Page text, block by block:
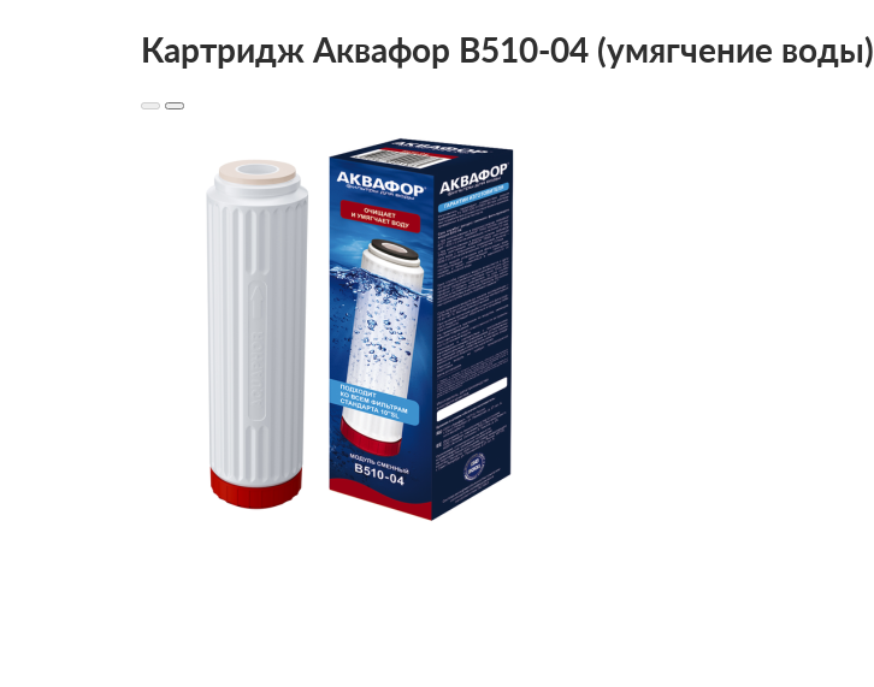
Картридж Аквафор В510-04 (умягчение воды)